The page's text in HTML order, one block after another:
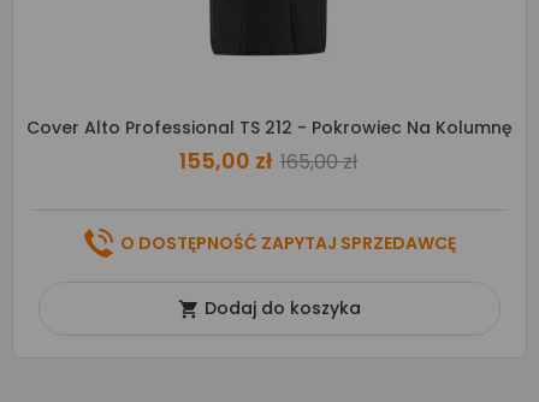
Cover Alto Professional TS 212 - Pokrowiec Na Kolumnę
155,00 zł 165,00 zł
O DOSTĘPNOŚĆ ZAPYTAJ SPRZEDAWCĘ
 Dodaj do koszyka